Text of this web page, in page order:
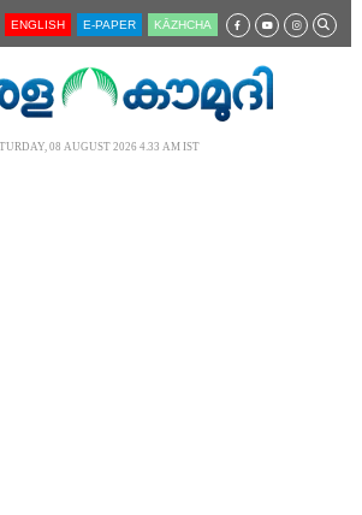
ENGLISH E-PAPER KĀZHCHA
08 AUGUST 2026 4.33 AM IST